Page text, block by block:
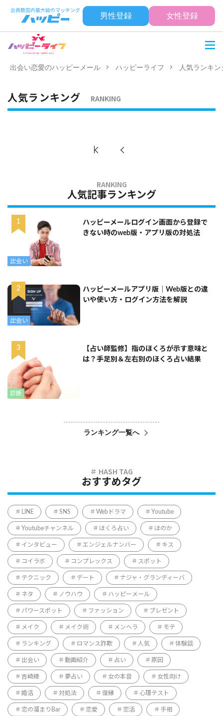
男性登録 女性登録
出会い恋愛のハッピーメール ハッピーライフ 人気ランキ
人気ランキング RANKING
人気記事ランキング
出会い
ハッピーメールログイン画面から登録で
きない時のweb版・アプリ版の対処法
出会い
ハッピーメールアプリ版｜Web版との違
いや使い方・ログイン方法を解説
診断
【占い師監修】指のほくろが示す意味と
は？手足別＆左右別のほくろ占い結果
ランキング一覧へ
おすすめタグ
LINE SNS Webドラマ Youtube
Youtubeチャンネル ほくろ占い ほのか
インタビュー エンジェルナンバー キス
コイラボ コンプレックス スポット
テクニック デート ナジャ・グランディーバ
ネタ ノウハウ ハッピーメール
パワースポット ファッション プレゼント
メイク メイク術 メンヘラ モテ
ランキング ロマンス詐欺 人気 体験談
出会い 動画紹介 占い 原因
吉崎綾 夢占い 女の本音 女性向け
婚活 対処法 復縁 心理テスト
恋の溜まりBar 恋愛 恋活 手相